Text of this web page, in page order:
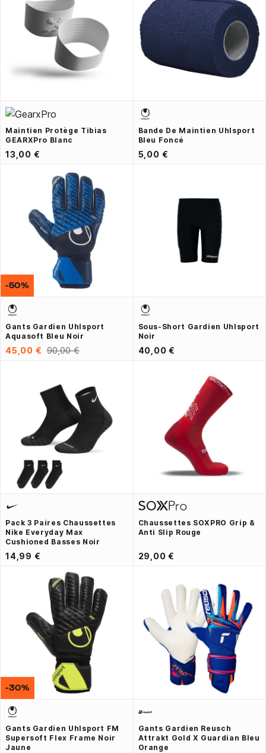
Maintien Protège Tibias
GEARXPro Blanc
13,00 €
Bande De Maintien Uhlsport
Bleu Foncé
5,00 €
Gants Gardien Uhlsport
Aquasoft Bleu Noir
45,00 € 90,00 €
-50%
Sous-Short Gardien Uhlsport
Noir
40,00 €
Pack 3 Paires Chaussettes
Nike Everyday Max
Cushioned Basses Noir
14,99 €
Chaussettes SOXPRO Grip &
Anti Slip Rouge
29,00 €
Gants Gardien Uhlsport FM
Supersoft Flex Frame Noir
Jaune
-30%
Gants Gardien Reusch
Attrakt Gold X Guardian Bleu
Orange